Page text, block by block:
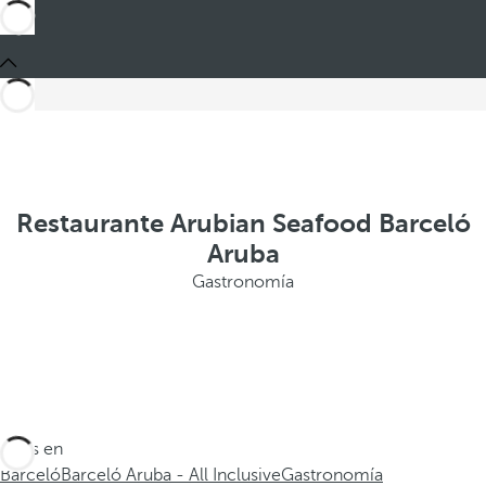
Restaurante Arubian Seafood Barceló
Aruba
Gastronomía
Estás en
BarcelóBarceló Aruba - All InclusiveGastronomía